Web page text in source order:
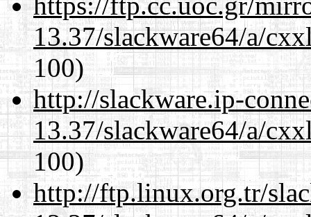
13.37/slackware64/a/
100)
http://slackware.ip-
13.37/slackware64/a/
100)
http://ftp.linux.org.tr/